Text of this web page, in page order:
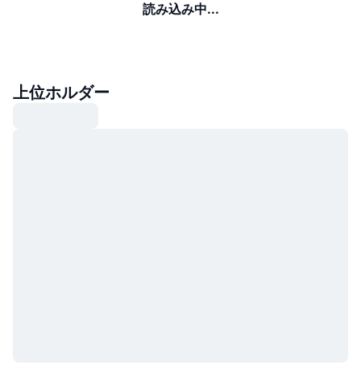
読み込み中...
上位ホルダー